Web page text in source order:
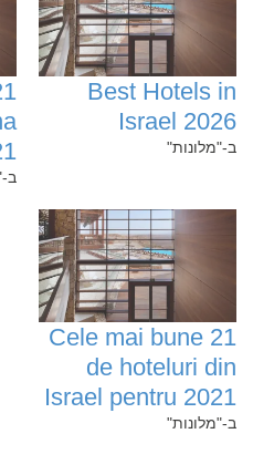
Best Hotels in
Israel 2026
ב-"מלונות"
ב-
Cele mai bune 21
de hoteluri din
Israel pentru 2021
ב-"מלונות"